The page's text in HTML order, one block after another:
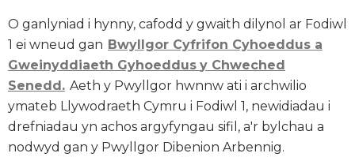
O ganlyniad i hynny, cafodd y gwaith dilynol ar Fodiwl
1 ei wneud gan Bwyllgor Cyfrifon Cyhoeddus a
Gweinyddiaeth Gyhoeddus y Chweched
Senedd. Aeth y Pwyllgor hwnnw ati i archwilio
ymateb Llywodraeth Cymru i Fodiwl 1, newidiadau i
drefniadau yn achos argyfyngau sifil, a'r bylchau a
nodwyd gan y Pwyllgor Dibenion Arbennig.